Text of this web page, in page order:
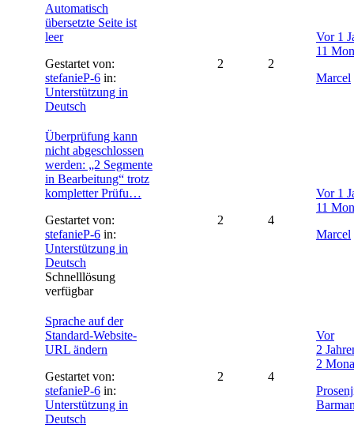
Automatisch
übersetzte Seite ist
leer
Gestartet von:
stefanieP-6 in:
Unterstützung in
Deutsch
2 2
Vor 1
11
Marcel
Überprüfung kann
nicht abgeschlossen
werden: „2 Segmente
in Bearbeitung“ trotz
kompletter Prüfu…
Gestartet von:
stefanieP-6 in:
Unterstützung in
Deutsch
Schnelllösung
verfügbar
2 4
Vor 1
11
Marcel
Sprache auf der
Standard-Website-
URL ändern
Gestartet von:
stefanieP-6 in:
Unterstützung in
Deutsch
2 4
Vor
2
2